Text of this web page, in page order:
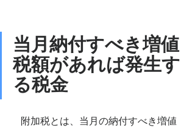
当月納付すべき増値
税額があれば発生す
る税金
附加税とは、当月の納付すべき増値